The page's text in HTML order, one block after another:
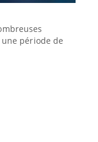
période de